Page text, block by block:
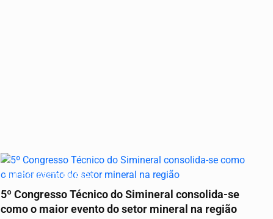
SUL E SUDESTE DO PARÁ
5º Congresso Técnico do Simineral consolida-se
como o maior evento do setor mineral na região